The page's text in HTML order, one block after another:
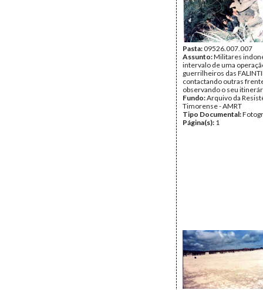
Pasta:09526.007.007
Assunto:Militares
intervalo de uma
guerrilheiros das
contactando outras
observando o seu
Fundo:Arquivo da
Timorense - AMRT
Tipo Documental:
Página(s): 1